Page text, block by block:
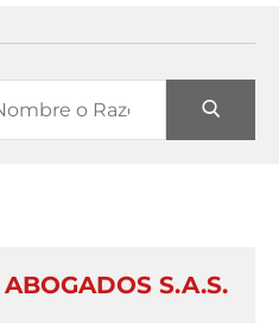
S.A.S.